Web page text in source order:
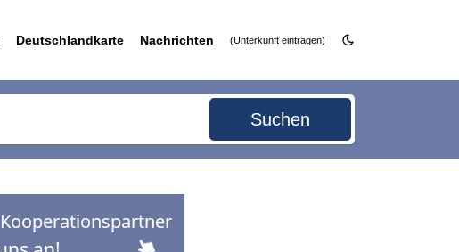
Deutschlandkarte Nachrichten (Unterkunft eintragen)
Suchen